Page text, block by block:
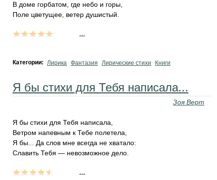
В доме горбатом, где небо и горы,
Поле цветущее, ветер душистый.
Категории: Лирика Фантазия Лирические стихи Книги
Я бы стихи для Тебя написала...
Зоя Верт
Я бы стихи для Тебя написала,
Ветром напевным к Тебе полетела,
Я бы... Да слов мне всегда не хватало:
Славить Тебя — невозможное дело.